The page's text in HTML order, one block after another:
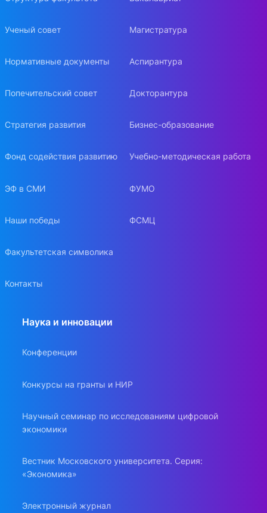
Ученый совет
Нормативные документы
Попечительский совет
Стратегия развития
Фонд содействия развитию
ЭФ в СМИ
Наши победы
Факультетская символика
Контакты
Магистратура
Аспирантура
Докторантура
Бизнес-образование
Учебно-методическая работа
ФУМО
ФСМЦ
Наука и инновации
Конференции
Конкурсы на гранты и НИР
Научный семинар по исследованиям цифровой
экономики
Вестник Московского университета. Серия:
«Экономика»
Электронный журнал